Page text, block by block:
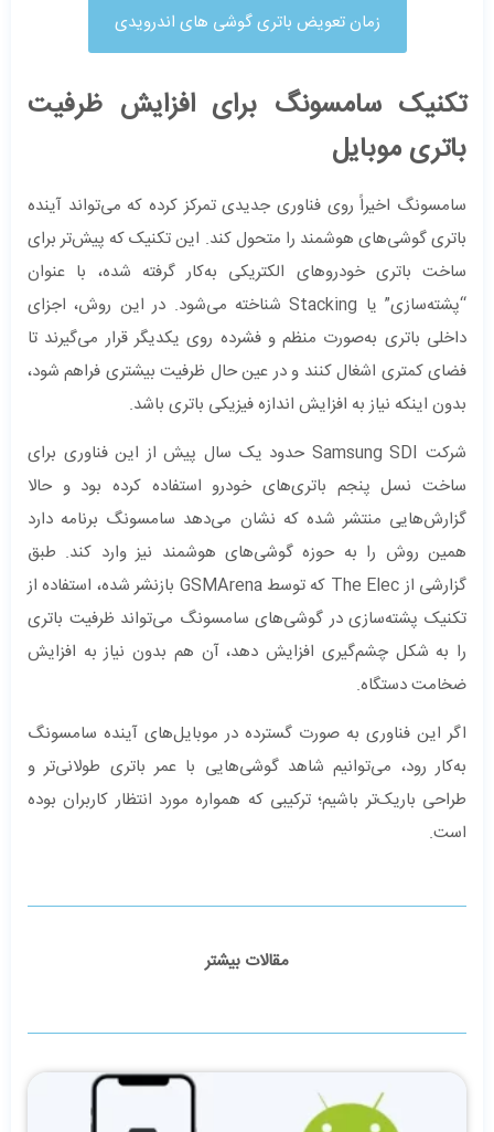
زمان تعویض باتری گوشی های اندرویدی
تکنیک سامسونگ برای افزایش ظرفیت
باتری موبایل
سامسونگ اخیراً روی فناوری جدیدی تمرکز کرده که می‌تواند آینده
باتری گوشی‌های هوشمند را متحول کند. این تکنیک که پیش‌تر برای
ساخت باتری خودروهای الکتریکی به‌کار گرفته شده، با عنوان
“پشته‌سازی” یا Stacking شناخته می‌شود. در این روش، اجزای
داخلی باتری به‌صورت منظم و فشرده روی یکدیگر قرار می‌گیرند تا
فضای کمتری اشغال کنند و در عین حال ظرفیت بیشتری فراهم شود،
بدون اینکه نیاز به افزایش اندازه فیزیکی باتری باشد.
شرکت Samsung SDI حدود یک سال پیش از این فناوری برای
ساخت نسل پنجم باتری‌های خودرو استفاده کرده بود و حالا
گزارش‌هایی منتشر شده که نشان می‌دهد سامسونگ برنامه دارد
همین روش را به حوزه گوشی‌های هوشمند نیز وارد کند. طبق
گزارشی از The Elec که توسط GSMArena بازنشر شده، استفاده از
تکنیک پشته‌سازی در گوشی‌های سامسونگ می‌تواند ظرفیت باتری
را به شکل چشم‌گیری افزایش دهد، آن هم بدون نیاز به افزایش
ضخامت دستگاه.
اگر این فناوری به صورت گسترده در موبایل‌های آینده سامسونگ
به‌کار رود، می‌توانیم شاهد گوشی‌هایی با عمر باتری طولانی‌تر و
طراحی باریک‌تر باشیم؛ ترکیبی که همواره مورد انتظار کاربران بوده
است.
مقالات بیشتر